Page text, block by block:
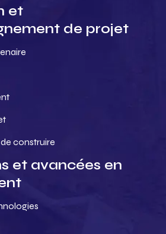
et
de projet
construire
et avancées en